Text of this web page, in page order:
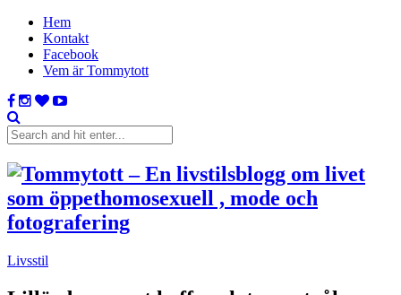
Hem
Kontakt
Facebook
Vem är Tommytott
Livsstil